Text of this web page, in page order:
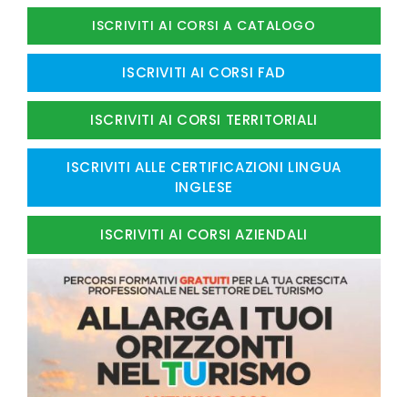
ISCRIVITI AI CORSI A CATALOGO
ISCRIVITI AI CORSI FAD
ISCRIVITI AI CORSI TERRITORIALI
ISCRIVITI ALLE CERTIFICAZIONI LINGUA
INGLESE
ISCRIVITI AI CORSI AZIENDALI